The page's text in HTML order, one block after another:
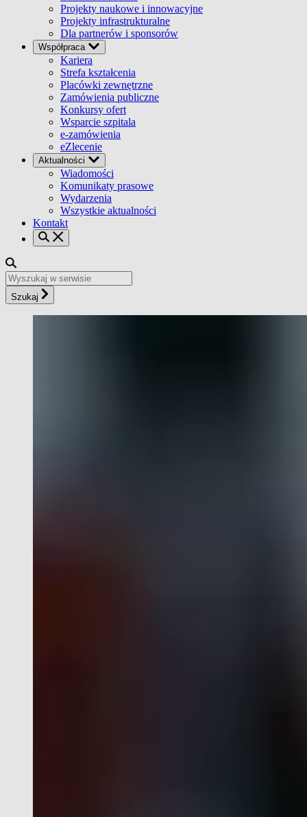
Projekty naukowe i innowacyjne
Projekty infrastrukturalne
Dla partnerów i sponsorów
Współpraca
Kariera
Strefa kształcenia
Placówki zewnętrzne
Zamówienia publiczne
Konkursy ofert
Wsparcie szpitala
e-zamówienia
eZlecenie
Aktualności
Wiadomości
Komunikaty prasowe
Wydarzenia
Wszystkie aktualności
Kontakt
Szukaj